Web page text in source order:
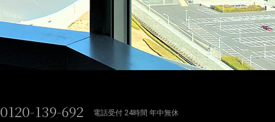
0120-139-692 電話受付 24時間 年中無休